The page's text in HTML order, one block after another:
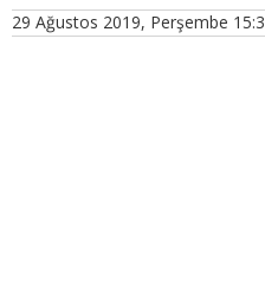
29 Ağustos 2019, Perşembe